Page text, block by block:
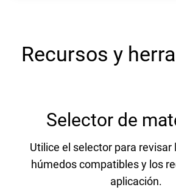
Recursos y
Selector de
Utilice el selector para
húmedos compatibles y los
aplicación.